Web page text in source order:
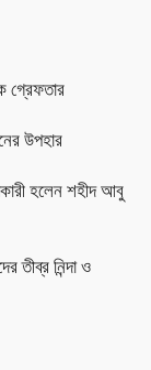
গ্রেফতার
উপহার
হলেন শহীদ আবু
তীব্র নিন্দা ও